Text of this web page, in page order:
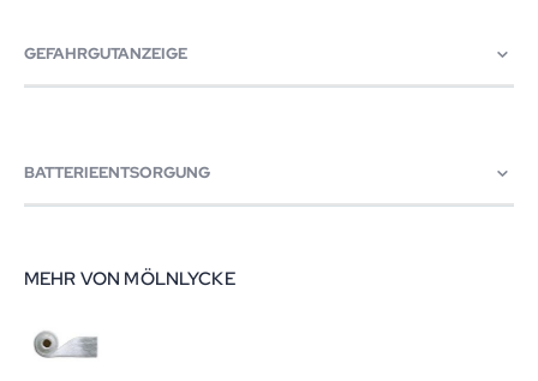
GEFAHRGUTANZEIGE
BATTERIEENTSORGUNG
MEHR VON MÖLNLYCKE